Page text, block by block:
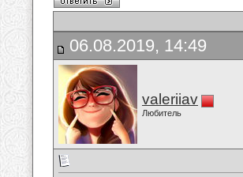
06.08.2019, 14:49
valeriiav
Любитель